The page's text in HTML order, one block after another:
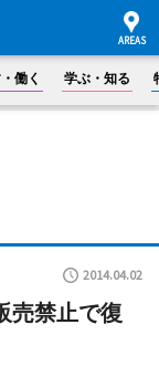
働く 学ぶ・知る
2014.04.02
売禁止で復